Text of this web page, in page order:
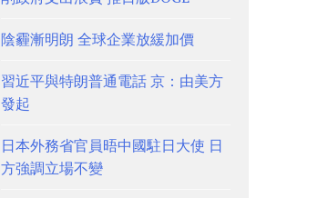
陰霾漸明朗 全球企業放緩加價
習近平與特朗普通電話 京：由美方
發起
日本外務省官員晤中國駐日大使 日
方強調立場不變